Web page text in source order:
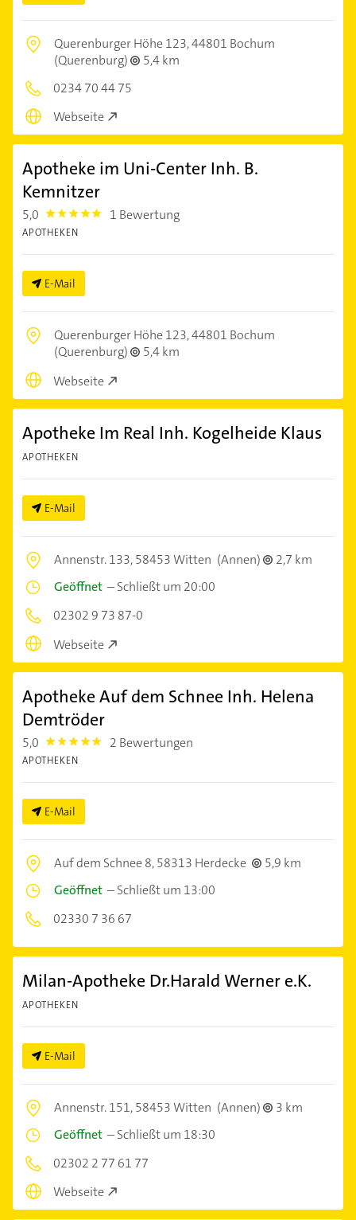
Querenburger Höhe 123,44801 Bochum
(Querenburg)
5,4 km
0234 70 44 75
Webseite
Apotheke im Uni-Center Inh. B.
Kemnitzer
5,0 5.0 1 Bewertung
APOTHEKEN
E-Mail
Querenburger Höhe 123,44801 Bochum
(Querenburg)
5,4 km
Webseite
Apotheke Im Real Inh. Kogelheide Klaus
APOTHEKEN
E-Mail
Annenstr. 133,58453 Witten (Annen)
2,7 km
Geöffnet –Schließt um 20:00
02302 9 73 87-0
Webseite
Apotheke Auf dem Schnee Inh. Helena
Demtröder
5,0 5.0 2 Bewertungen
APOTHEKEN
E-Mail
Auf dem Schnee 8,58313 Herdecke
5,9 km
Geöffnet –Schließt um 13:00
02330 7 36 67
Milan-Apotheke Dr.Harald Werner e.K.
APOTHEKEN
E-Mail
Annenstr. 151,58453 Witten (Annen)
3 km
Geöffnet –Schließt um 18:30
02302 2 77 61 77
Webseite